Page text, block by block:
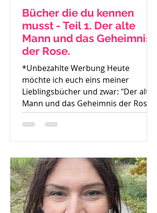
Bücher die du kennen
musst - Teil 1. Der alte
Mann und das Geheimnis
der Rose.
*Unbezahlte Werbung Heute
möchte ich euch eins meiner
Lieblingsbücher und zwar: "Der alte
Mann und das Geheimnis der Rose"
von Mark...